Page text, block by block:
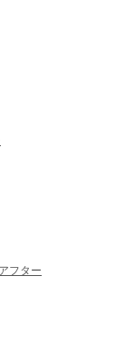
フター